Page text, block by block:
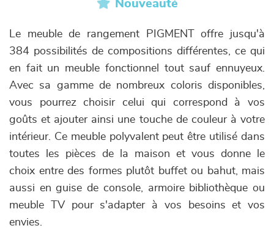
Nouveauté
Le meuble de rangement PIGMENT offre jusqu'à
384 possibilités de compositions différentes, ce qui
en fait un meuble fonctionnel tout sauf ennuyeux.
Avec sa gamme de nombreux coloris disponibles,
vous pourrez choisir celui qui correspond à vos
goûts et ajouter ainsi une touche de couleur à votre
intérieur. Ce meuble polyvalent peut être utilisé dans
toutes les pièces de la maison et vous donne le
choix entre des formes plutôt buffet ou bahut, mais
aussi en guise de console, armoire bibliothèque ou
meuble TV pour s'adapter à vos besoins et vos
envies.